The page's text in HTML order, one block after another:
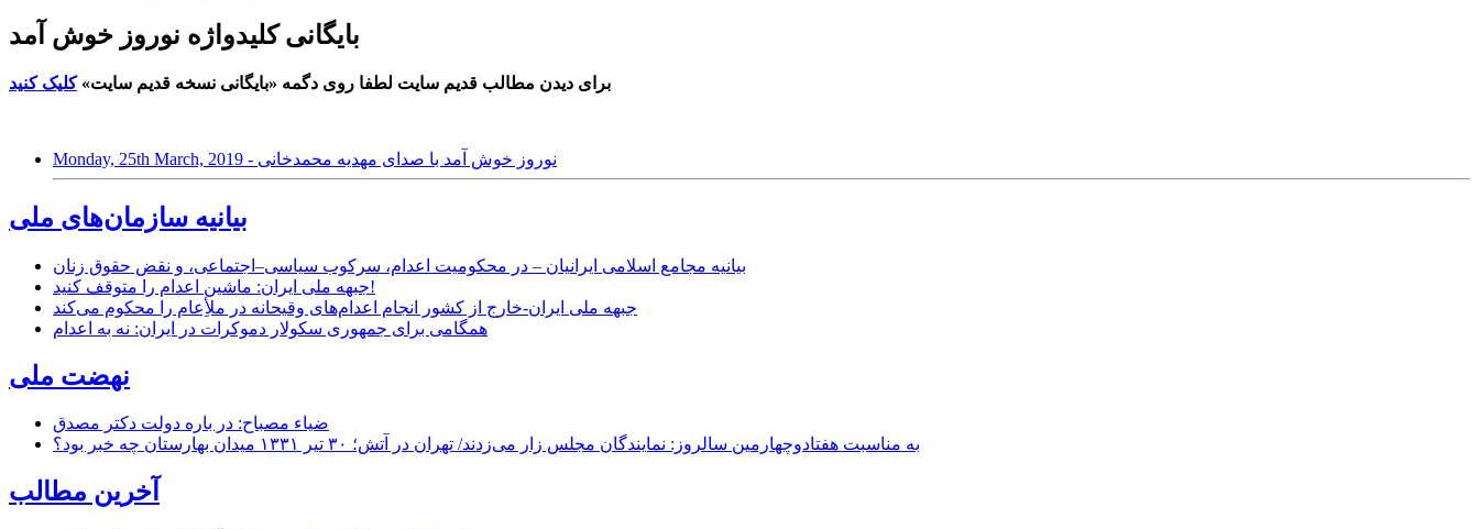
بایگانی کلیدواژه نوروز خوش آمد
برای دیدن مطالب قدیم سایت لطفا روی دگمه «بایگانی نسخه قدیم سایت»کلیک کنید
Monday, 25th March, 2019 - نوروز خوش آمد با صدای مهدیه محمدخانى
بیانیه سازمان‌های ملی
بیانیه مجامع اسلامی ایرانیان – در محکومیت اعدام، سرکوب سیاسی–اجتماعی، و نقض حقوق زنان
جبهه ملی ایران: ماشین اعدام را متوقف کنید!
جبهه ملی ایران-خارج از کشور انجام اعدام‌های وقیحانه در ملأِعام را محکوم می‌کند
همگامی برای جمهوری سکولار دموکرات در ایران: نه به اعدام
نهضت ملی
ضیاء مصباح: در باره دولت دکتر مصدق
به مناسبت هفتادوچهارمین سالروز: نمایندگان مجلس زار می‌زدند/ تهران در آتش؛ ۳۰ تیر ۱۳۳۱ میدان بهارستان چه خبر بود؟
آخرین مطالب